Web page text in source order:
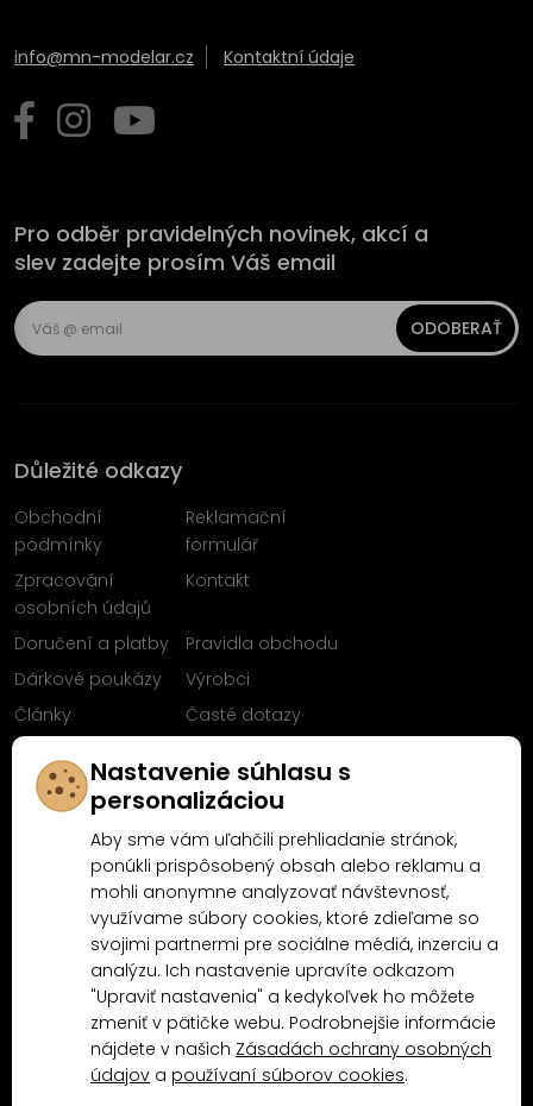
info@mn-modelar.cz Kontaktní údaje
Pro odběr pravidelných novinek, akcí a
slev zadejte prosím Váš email
ODOBERAŤ
Důležité odkazy
Obchodní
podmínky
Reklamační
formulář
Zpracování
osobních údajů
Kontakt
Doručení a platby
Pravidla obchodu
Dárkové poukázy
Výrobci
Články
Časté dotazy
Facebooku
Proč nakoupit u MN-Modelář.cz
4.9/5(10481x) 4.5/5 (189x)
Nastavenie súhlasu s
personalizáciou
Aby sme vám uľahčili prehliadanie stránok,
ponúkli prispôsobený obsah alebo reklamu a
mohli anonymne analyzovať návštevnosť,
využívame súbory cookies, ktoré zdieľame so
svojimi partnermi pre sociálne médiá, inzerciu a
analýzu. Ich nastavenie upravíte odkazom
"Upraviť nastavenia" a kedykoľvek ho môžete
zmeniť v pätičke webu. Podrobnejšie informácie
nájdete v našich Zásadách ochrany osobných
údajov a používaní súborov cookies.